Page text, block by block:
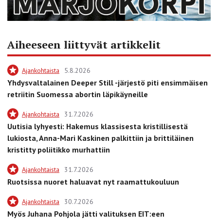
Aiheeseen liittyvät artikkelit
Ajankohtaista 5.8.2026
Yhdysvaltalainen Deeper Still -järjestö piti ensimmäisen
retriitin Suomessa abortin läpikäyneille
Ajankohtaista 31.7.2026
Uutisia lyhyesti: Hakemus klassisesta kristillisestä
lukiosta, Anna-Mari Kaskinen palkittiin ja brittiläinen
kristitty poliitikko murhattiin
Ajankohtaista 31.7.2026
Ruotsissa nuoret haluavat nyt raamattukouluun
Ajankohtaista 30.7.2026
Myös Juhana Pohjola jätti valituksen EIT:een